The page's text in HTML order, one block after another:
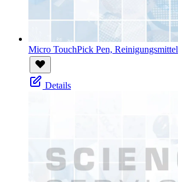
Micro TouchPick Pen, Reinigungsmittel
Details